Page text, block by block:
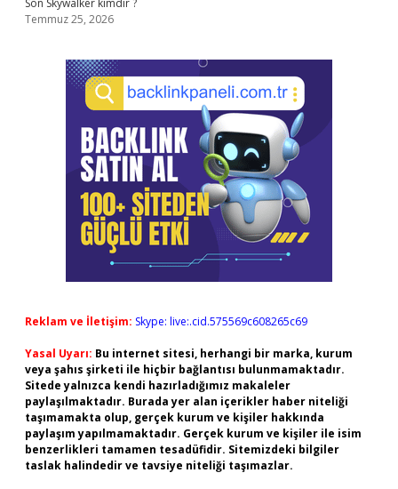
Son Skywalker kimdir ?
Temmuz 25, 2026
Reklam ve İletişim: Skype: live:.cid.575569c608265c69
Yasal Uyarı: Bu internet sitesi, herhangi bir marka, kurum
veya şahıs şirketi ile hiçbir bağlantısı bulunmamaktadır.
Sitede yalnızca kendi hazırladığımız makaleler
paylaşılmaktadır. Burada yer alan içerikler haber niteliği
taşımamakta olup, gerçek kurum ve kişiler hakkında
paylaşım yapılmamaktadır. Gerçek kurum ve kişiler ile isim
benzerlikleri tamamen tesadüfidir. Sitemizdeki bilgiler
taslak halindedir ve tavsiye niteliği taşımazlar.